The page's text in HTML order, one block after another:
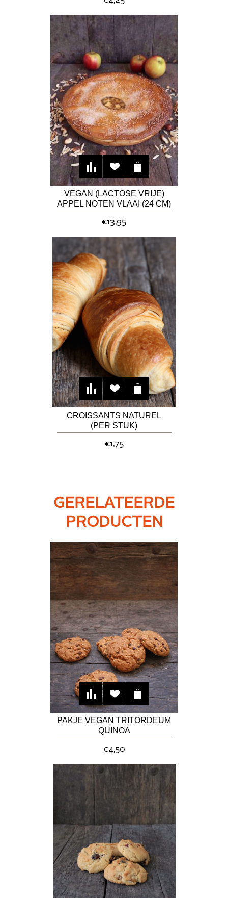
VEGAN (LACTOSE VRIJE)
APPEL NOTEN VLAAI (24 CM)
€13,95
CROISSANTS NATUREL
(PER STUK)
€1,75
GERELATEERDE
PRODUCTEN
PAKJE VEGAN TRITORDEUM
QUINOA
CHOCOLADEKOEKJES
€4,50